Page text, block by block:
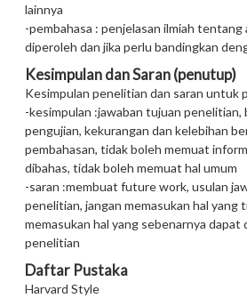
lainnya
-pembahasa : penjelasan ilmiah tentang
diperoleh dan jika perlu bandingkan
Kesimpulan dan Saran (penutup)
Kesimpulan penelitian dan saran untuk
-kesimpulan :jawaban tujuan penelitian,
pengujian, kekurangan dan kelebihan
pembahasan, tidak boleh memuat
dibahas, tidak boleh memuat hal umum
-saran :membuat future work, usulan
penelitian, jangan memasukan hal yang
memasukan hal yang sebenarnya dapat
penelitian
Daftar Pustaka
Harvard Style